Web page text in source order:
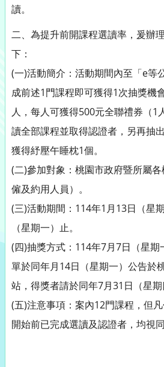
讀。
二、為提升前開課程選讀率，爰辦
下：
(一)活動簡介：活動期間內至「e等
成前述1門課程即可獲得1次抽獎機
人，每人可獲得500元全聯禮券（1
讀全部課程並取得認證者，另再抽
獲得紓壓午睡枕1個。
(二)參加對象：桃園市政府暨所屬
僱及約用人員）。
(三)活動期間：114年1月13日（星
（星期一）止。
(四)抽獎方式：114年7月7日（星期
單於同年月14日（星期一）公告於
站，得獎者請於同年7月31日（星期
(五)注意事項：案內12門課程，但
開始前已完成選讀及認證者，均視